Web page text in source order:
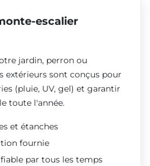
escalier
jardin, perron ou
extérieurs sont conçus pour
(pluie, UV, gel) et garantir
toute l'année.
et étanches
fournie
par tous les temps